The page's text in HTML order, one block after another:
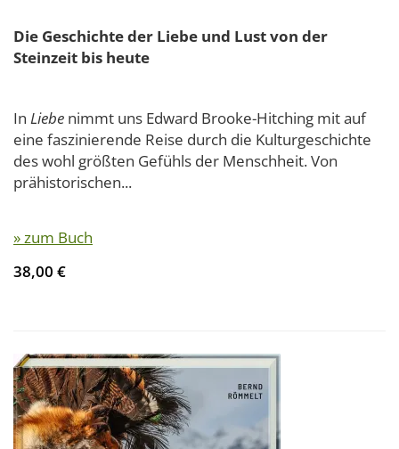
Die Geschichte der Liebe und Lust von der
Steinzeit bis heute
In Liebe nimmt uns Edward Brooke-Hitching mit auf
eine faszinierende Reise durch die Kulturgeschichte
des wohl größten Gefühls der Menschheit. Von
prähistorischen...
» zum Buch
38,00 €